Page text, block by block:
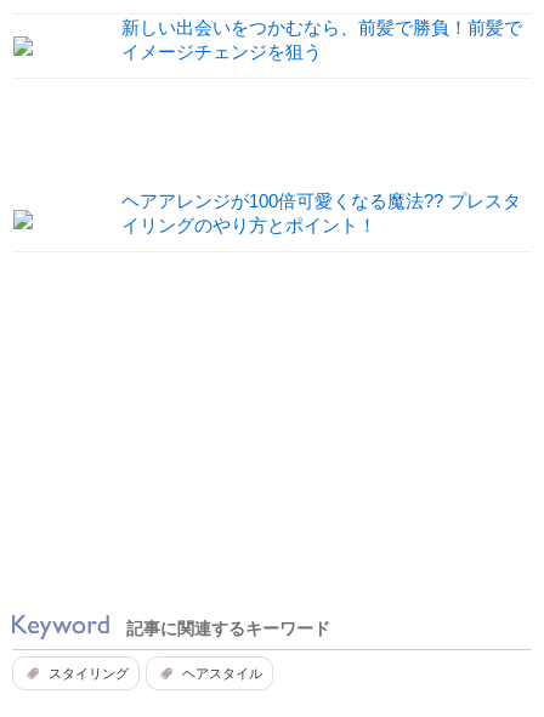
新しい出会いをつかむなら、前髪で勝負！前髪で
イメージチェンジを狙う
ヘアアレンジが100倍可愛くなる魔法?? プレスタ
イリングのやり方とポイント！
記事に関連するキーワード
スタイリング ヘアスタイル